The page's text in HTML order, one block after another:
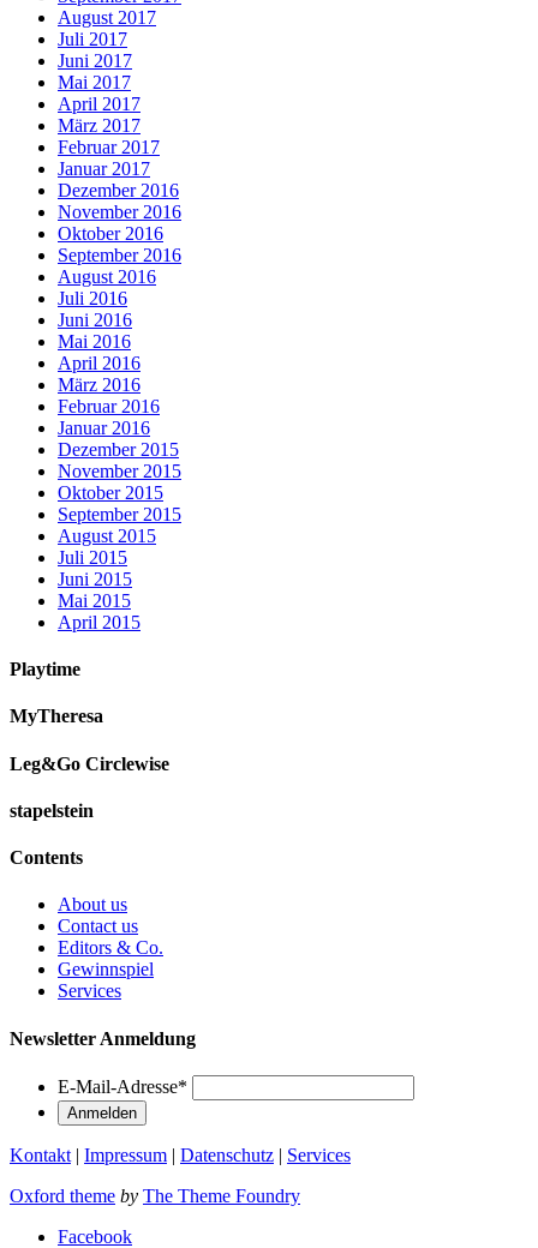
August 2017
Juli 2017
Juni 2017
Mai 2017
April 2017
März 2017
Februar 2017
Januar 2017
Dezember 2016
November 2016
Oktober 2016
September 2016
August 2016
Juli 2016
Juni 2016
Mai 2016
April 2016
März 2016
Februar 2016
Januar 2016
Dezember 2015
November 2015
Oktober 2015
September 2015
August 2015
Juli 2015
Juni 2015
Mai 2015
April 2015
Playtime
MyTheresa
Leg&Go Circlewise
stapelstein
Contents
About us
Contact us
Editors & Co.
Gewinnspiel
Services
Newsletter Anmeldung
E-Mail-Adresse*
Kontakt | Impressum | Datenschutz | Services
Oxford theme by The Theme Foundry
Facebook